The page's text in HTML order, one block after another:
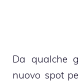
Da qualche
nuovo spot